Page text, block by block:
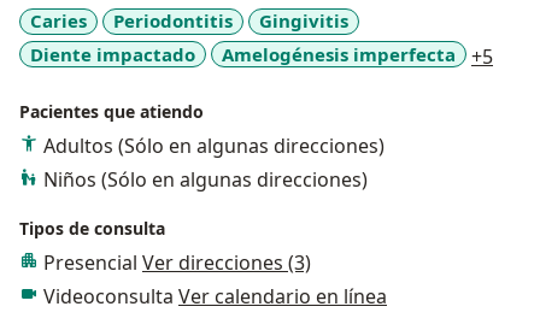
Caries Periodontitis
Gingivitis
Diente impactado
Amelogénesis imperfecta +5
Pacientes que atiendo
Adultos (Sólo en algunas direcciones)
Niños (Sólo en algunas direcciones)
Tipos de consulta
Presencial Ver direcciones (3)
Videoconsulta Ver calendario en línea